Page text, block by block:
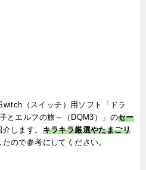
（スイッチ）用ソフト
「ドラ
とエルフの旅～（DQM3）」のセー
します。 キラキラ厳選やたまごリ
ので参考にしてください。